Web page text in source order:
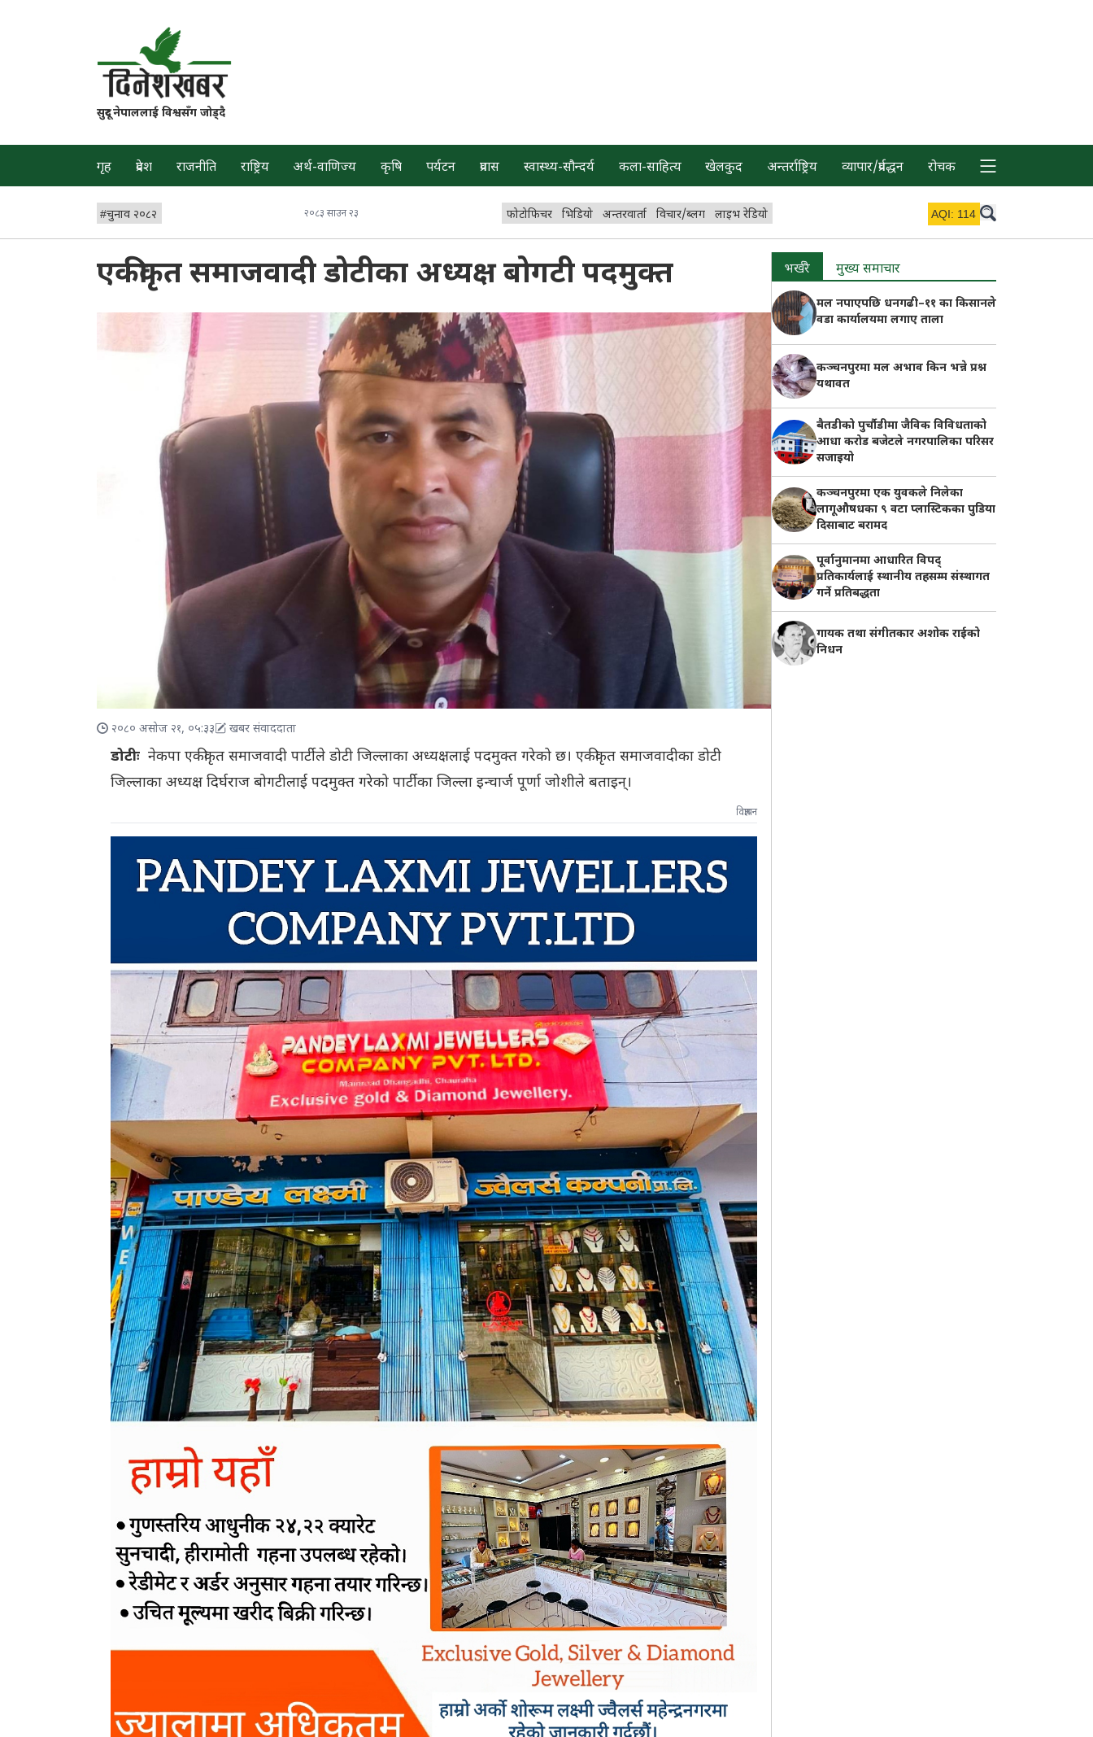
सुदूर नेपाललाई विश्वसँग जोड्दै
गृह प्रदेश राजनीति राष्ट्रिय अर्थ-वाणिज्य कृषि पर्यटन प्रवास स्वास्थ्य-सौन्दर्य कला-साहित्य खेलकुद अन्तर्राष्ट्रिय व्यापार/प्रर्वद्धन रोचक
#चुनाव २०८२ २०८३ साउन २३ फोटोफिचर भिडियो अन्तरवार्ता विचार/ब्लग लाइभ रेडियो AQI: 114
एकीकृत समाजवादी डोटीका अध्यक्ष बोगटी पदमुक्त
२०८० असोज २१, ०५:३३ खबर संवाददाता
डोटीः नेकपा एकीकृत समाजवादी पार्टीले डोटी जिल्लाका अध्यक्षलाई पदमुक्त गरेको छ। एकीकृत समाजवादीका डोटी
जिल्लाका अध्यक्ष दिर्घराज बोगटीलाई पदमुक्त गरेको पार्टीका जिल्ला इन्चार्ज पूर्णा जोशीले बताइन्।
विज्ञापन
भर्खरै मुख्य समाचार
मल नपाएपछि धनगढी–११ का किसानले
वडा कार्यालयमा लगाए ताला
कञ्चनपुरमा मल अभाव किन भन्ने प्रश्न
यथावत
बैतडीको पुर्चौडीमा जैविक विविधताको
आधा करोड बजेटले नगरपालिका परिसर
सजाइयो
कञ्चनपुरमा एक युवकले निलेका
लागूऔषधका ९ वटा प्लास्टिकका पुडिया
दिसाबाट बरामद
पूर्वानुमानमा आधारित विपद्
प्रतिकार्यलाई स्थानीय तहसम्म संस्थागत
गर्ने प्रतिबद्धता
गायक तथा संगीतकार अशोक राईको
निधन